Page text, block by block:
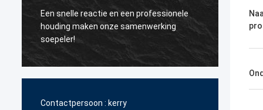
Een snelle reactie en een professionele
houding maken onze samenwerking
soepeler!
Dank u
steun bij
Contactpersoon : kerry